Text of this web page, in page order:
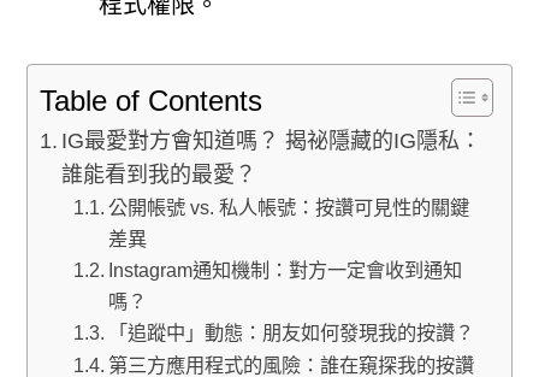
Table of Contents
IG最愛對方會知道嗎？ 揭祕隱藏的IG隱私：
誰能看到我的最愛？
公開帳號 vs. 私人帳號：按讚可見性的關鍵
差異
Instagram通知機制：對方一定會收到通知
嗎？
「追蹤中」動態：朋友如何發現我的按讚？
第三方應用程式的風險：誰在窺探我的按讚